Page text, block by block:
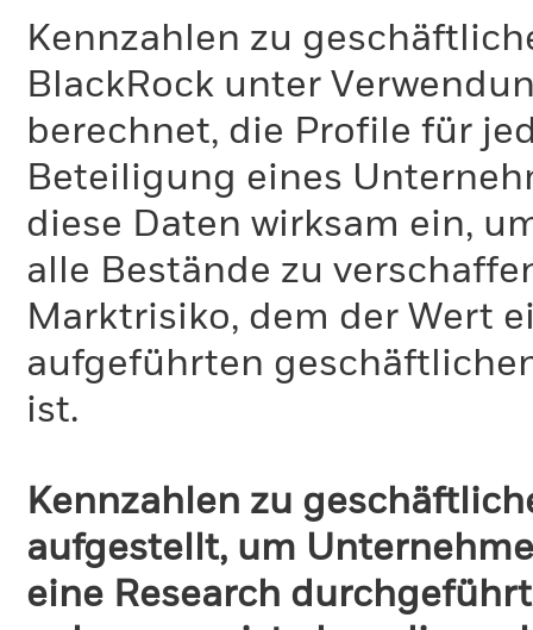
Kennzahlen zu
BlackRock unter
berechnet, die Profile für
Beteiligung eines
diese Daten wirksam ein,
alle Bestände zu
Marktrisiko, dem der Wert
aufgeführten
ist.
Kennzahlen zu
aufgestellt, um
eine Research